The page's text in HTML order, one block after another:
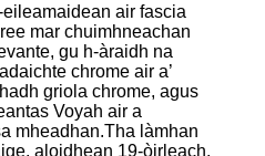
air fascia
mar chuimhneachan
gu h-àraidh na
chrome air a’
griola chrome, agus
Voyah air a
mheadhan.Tha làmhan
aloidhean 19-òirleach,